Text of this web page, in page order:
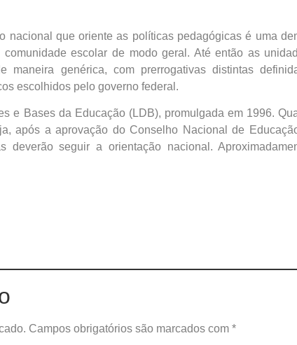
nacional que oriente as políticas pedagógicas é uma
escolar de modo geral. Até então as
maneira genérica, com prerrogativas distintas
escolhidos pelo governo federal.
e Bases da Educação (LDB), promulgada em 1996.
após a aprovação do Conselho Nacional de
deverão seguir a orientação nacional.
Campos obrigatórios são marcados com *